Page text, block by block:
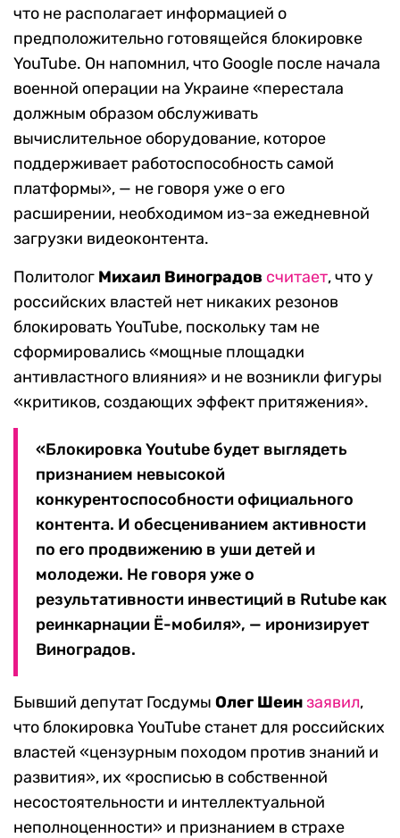
что не располагает информацией о
предположительно готовящейся блокировке
YouTube. Он напомнил, что Google после начала
военной операции на Украине «перестала
должным образом обслуживать
вычислительное оборудование, которое
поддерживает работоспособность самой
платформы», — не говоря уже о его
расширении, необходимом из-за ежедневной
загрузки видеоконтента.
Политолог Михаил Виноградов считает, что у
российских властей нет никаких резонов
блокировать YouTube, поскольку там не
сформировались «мощные площадки
антивластного влияния» и не возникли фигуры
«критиков, создающих эффект притяжения».
«Блокировка Youtube будет выглядеть
признанием невысокой
конкурентоспособности официального
контента. И обесцениванием активности
по его продвижению в уши детей и
молодежи. Не говоря уже о
результативности инвестиций в Rutube как
реинкарнации Ё-мобиля», — иронизирует
Виноградов.
Бывший депутат Госдумы Олег Шеинзаявил,
что блокировка YouTube станет для российских
властей «цензурным походом против знаний и
развития», их «росписью в собственной
несостоятельности и интеллектуальной
неполноценности» и признанием в страхе